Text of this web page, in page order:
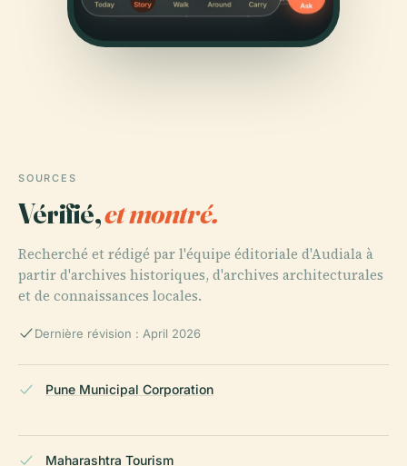
SOURCES
Vérifié,et montré.
Recherché et rédigé par l'équipe éditoriale d'Audiala à
partir d'archives historiques, d'archives architecturales
et de connaissances locales.
Dernière révision : April 2026
Pune Municipal Corporation
Maharashtra Tourism